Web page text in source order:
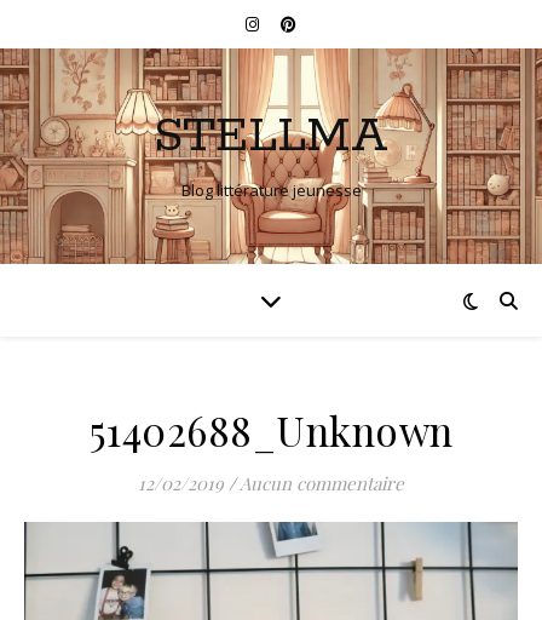
STELLMA
Blog littérature jeunesse
51402688_Unknown
12/02/2019 /Aucun commentaire